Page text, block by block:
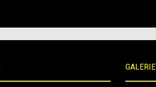
GALERIE